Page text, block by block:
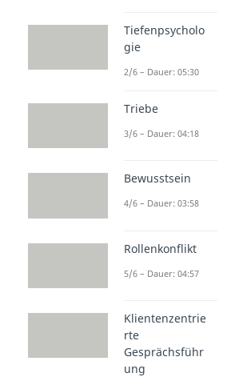
Tiefenpsycholo
gie
2/6 – Dauer: 05:30
Triebe
3/6 – Dauer: 04:18
Bewusstsein
4/6 – Dauer: 03:58
Rollenkonflikt
5/6 – Dauer: 04:57
Klientenzentrie
rte
Gesprächsführ
ung